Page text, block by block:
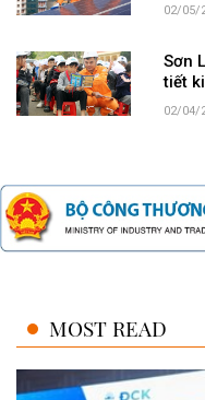
02/05/
Sơn
tiết
02/04/
MOST READ